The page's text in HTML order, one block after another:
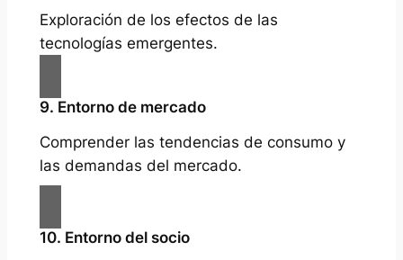
Exploración de los efectos de las
tecnologías emergentes.
9. Entorno de mercado
Comprender las tendencias de consumo y
las demandas del mercado.
10. Entorno del socio